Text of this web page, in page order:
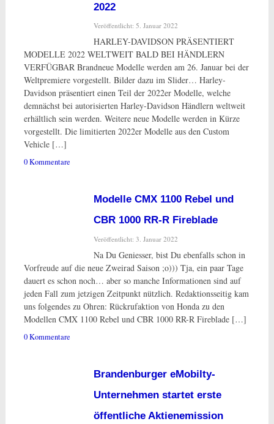
2022
Veröffentlicht: 5. Januar 2022
HARLEY-DAVIDSON PRÄSENTIERT
MODELLE 2022 WELTWEIT BALD BEI HÄNDLERN
VERFÜGBAR Brandneue Modelle werden am 26. Januar bei der
Weltpremiere vorgestellt. Bilder dazu im Slider… Harley-
Davidson präsentiert einen Teil der 2022er Modelle, welche
demnächst bei autorisierten Harley-Davidson Händlern weltweit
erhältlich sein werden. Weitere neue Modelle werden in Kürze
vorgestellt. Die limitierten 2022er Modelle aus den Custom
Vehicle […]
0 Kommentare
Modelle CMX 1100 Rebel und
CBR 1000 RR-R Fireblade
Veröffentlicht: 3. Januar 2022
Na Du Geniesser, bist Du ebenfalls schon in
Vorfreude auf die neue Zweirad Saison ;o))) Tja, ein paar Tage
dauert es schon noch… aber so manche Informationen sind auf
jeden Fall zum jetzigen Zeitpunkt nützlich. Redaktionsseitig kam
uns folgendes zu Ohren: Rückrufaktion von Honda zu den
Modellen CMX 1100 Rebel und CBR 1000 RR-R Fireblade […]
0 Kommentare
Brandenburger eMobilty-
Unternehmen startet erste
öffentliche Aktienemission